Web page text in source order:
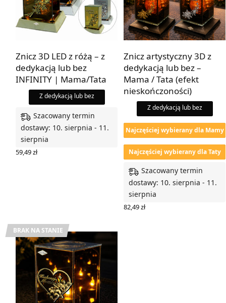
Znicz 3D LED z różą – z
dedykacją lub bez
INFINITY | Mama/Tata
Z dedykacją lub bez
Szacowany termin
dostawy: 10. sierpnia - 11.
sierpnia
59,49zł
Znicz artystyczny 3D z
dedykacją lub bez –
Mama / Tata (efekt
nieskończoności)
Z dedykacją lub bez
Najczęściej wybierany dla Mamy
Najczęściej wybierany dla Taty
Szacowany termin
dostawy: 10. sierpnia - 11.
sierpnia
82,49zł
BRAK NA STANIE